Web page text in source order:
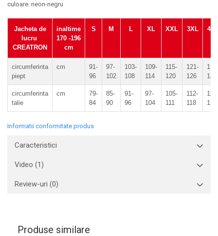
culoare: neon-negru
Jacheta de
lucru
CREATRON
inaltime
170 -196
cm
S M L XL XXL 3XL
circumferinta
piept
cm
91-
96
97-
102
103-
108
109-
114
115-
120
121-
126
132
circumferinta
talie
cm
79-
84
85-
90
91-
96
97-
104
105-
111
112-
118
119-
125
Informatii conformitate produs
Caracteristici
Video (1)
Review-uri (0)
Produse similare